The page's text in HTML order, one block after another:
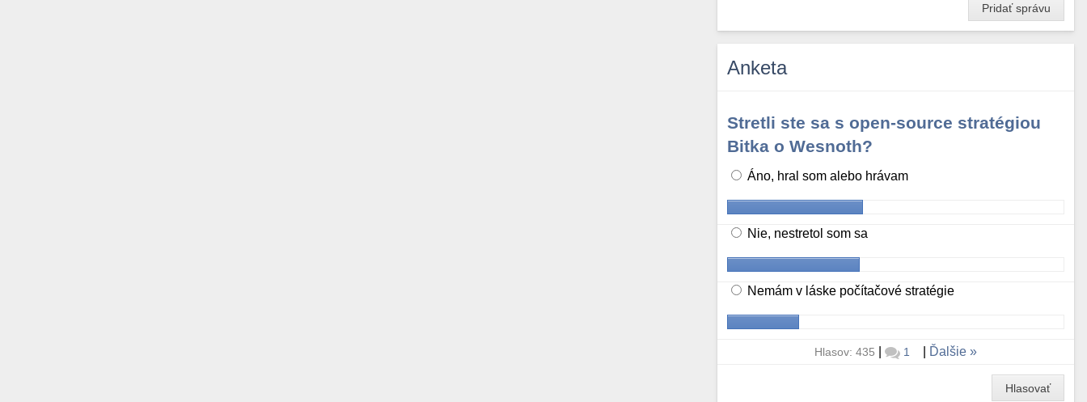
Pridať správu
Anketa
Stretli ste sa s open-source stratégiou
Bitka o Wesnoth?
Áno, hral som alebo hrávam
Nie, nestretol som sa
Nemám v láske počítačové stratégie
Hlasov: 435 | 1 Ďalšie
Hlasovať